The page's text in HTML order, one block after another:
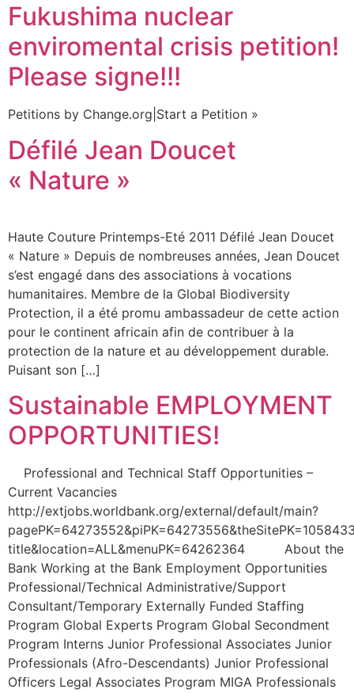
Fukushima nuclear
enviromental crisis petition!
Please signe!!!
Petitions by Change.org|Start a Petition »
Défilé Jean Doucet
« Nature »
Haute Couture Printemps-Eté 2011 Défilé Jean Doucet
« Nature » Depuis de nombreuses années, Jean Doucet
s’est engagé dans des associations à vocations
humanitaires. Membre de la Global Biodiversity
Protection, il a été promu ambassadeur de cette action
pour le continent africain afin de contribuer à la
protection de la nature et au développement durable.
Puisant son […]
Sustainable EMPLOYMENT
OPPORTUNITIES!
Professional and Technical Staff Opportunities –
Current Vacancies
http://extjobs.worldbank.org/external/default/main?
title&location=ALL&menuPK=64262364 About the
Bank Working at the Bank Employment Opportunities
Professional/Technical Administrative/Support
Consultant/Temporary Externally Funded Staffing
Program Global Experts Program Global Secondment
Program Interns Junior Professional Associates Junior
Professionals (Afro-Descendants) Junior Professional
Officers Legal Associates Program MIGA Professionals